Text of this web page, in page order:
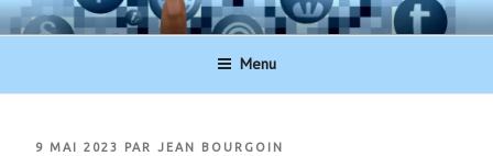
Aller
au
principal
NUMERO-SERVICECLIENT.BE
Menu
PUBLIÉ
9 MAI 2023 PAR JEAN BOURGOIN